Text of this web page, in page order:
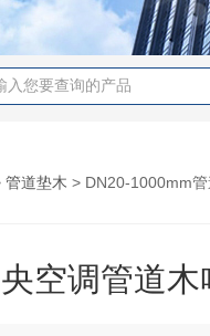
管道垫木 > DN20-1000mm管道垫
空调管道木